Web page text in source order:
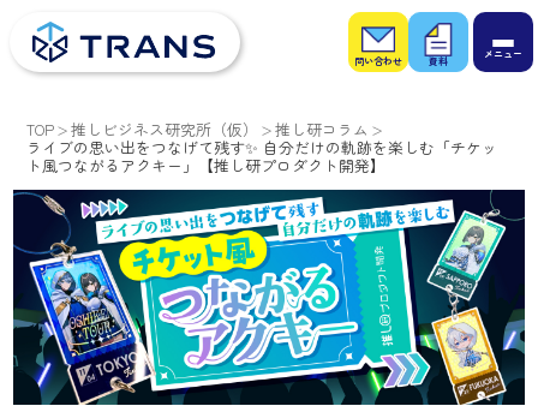
お問
い合
わせ
お役
立ち
資料
TOP 推しビジネス研究所（仮） 推し研コラム
ライブの思い出をつなげて残す✨ 自分だけの軌跡を楽しむ「チケッ
ト風つながるアクキー」【推し研プロダクト開発】